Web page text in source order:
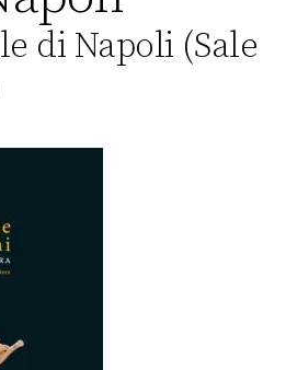
di Napoli (Sale